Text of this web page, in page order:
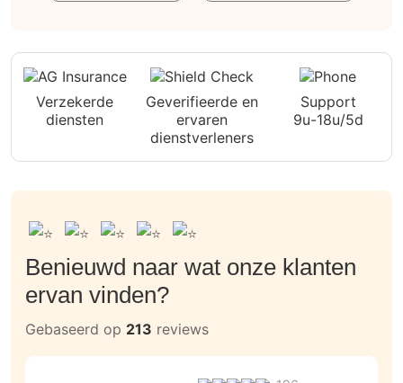
Verzekerde
diensten
Geverifieerde en
ervaren
dienstverleners
Support
9u-18u/5d
Benieuwd naar wat onze klanten
ervan vinden?
Gebaseerd op 213 reviews